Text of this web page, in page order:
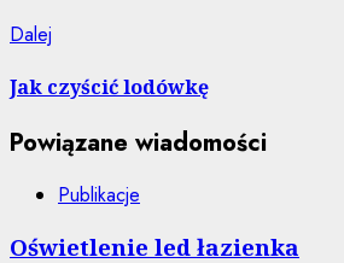
Dalej
Jak czyścić lodówkę
Powiązane wiadomości
Publikacje
Oświetlenie led łazienka